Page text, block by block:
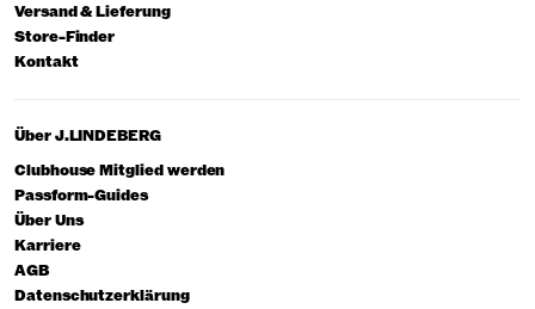
Versand & Lieferung
Store-Finder
Kontakt
Über J.LINDEBERG
Clubhouse Mitglied werden
Passform-Guides
Über Uns
Karriere
AGB
Datenschutzerklärung